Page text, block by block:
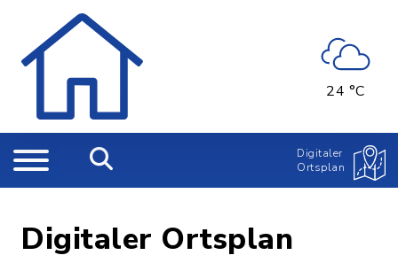
24 °C
Digitaler
Ortsplan
Digitaler Ortsplan